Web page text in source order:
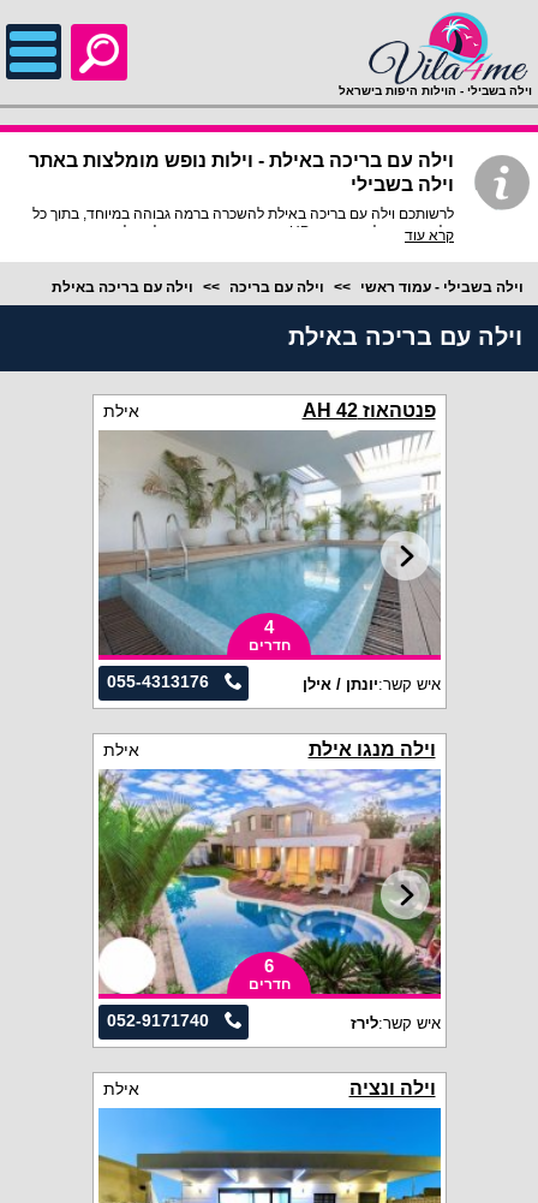
וילה בשבילי - הוילות היפות בישראל
וילה עם בריכה באילת - וילות נופש מומלצות באתר
וילה בשבילי
לרשותכם וילה עם בריכה באילת להשכרה ברמה גבוהה במיוחד, בתוך כל
וילה פירוט מלא, תמונות HD והכי חשוב התאמה מלאה לסמארטפונים
קרא עוד
וילה בשבילי - עמוד ראשי וילה עם בריכה וילה עם בריכה באילת
וילה עם בריכה באילת
פנטהאוז AH 42 אילת
4
חדרים
055-4313176 איש קשר:יונתן / אילן
וילה מנגו אילת אילת
6
חדרים
052-9171740 איש קשר:לירז
וילה ונציה אילת